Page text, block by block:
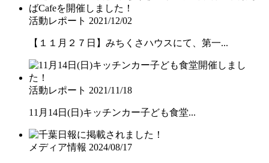
活動レポート 2021/12/02
【１１月２７日】みちくさハウスにて、第一...
活動レポート 2021/11/18
11月14日(日)キッチンカー子ども食堂...
メディア情報 2024/08/17